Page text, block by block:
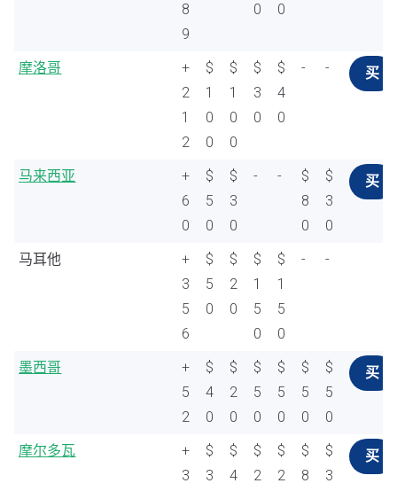
8
9
0
0
摩洛哥
+
2
1
2
$
1
0
0
$
1
0
0
$
3
0
$
4
0
- - 买
马来西亚
+
6
0
$
5
0
$
3
0
- -
$
8
0
$
3
0
买
马耳他
+
3
5
6
$
5
0
$
2
0
$
1
5
0
$
1
5
0
- -
墨西哥
+
5
2
$
4
0
$
2
0
$
5
0
$
5
0
$
5
0
$
5
0
买
摩尔多瓦
+
3
$
3
$
4
$
2
$
2
$
8
$
3
买